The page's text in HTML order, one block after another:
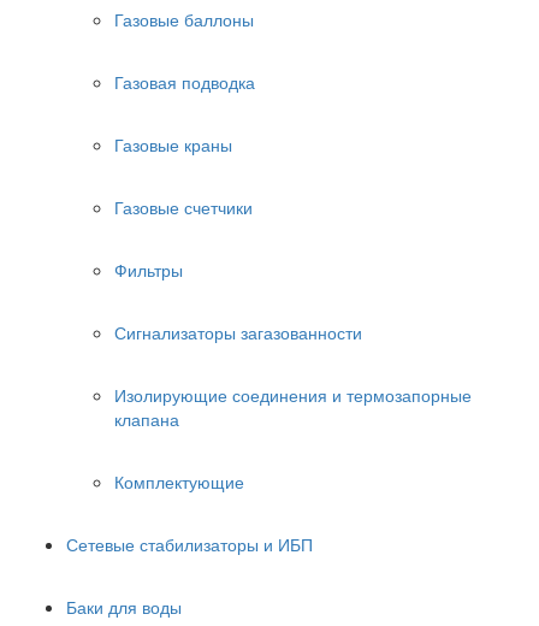
Газовые баллоны
Газовая подводка
Газовые краны
Газовые счетчики
Фильтры
Сигнализаторы загазованности
Изолирующие соединения и термозапорные
клапана
Комплектующие
Сетевые стабилизаторы и ИБП
Баки для воды